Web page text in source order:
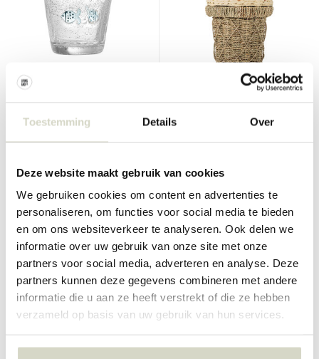
Toestemming Details Over
Deze website maakt gebruik van cookies
We gebruiken cookies om content en advertenties te
personaliseren, om functies voor social media te bieden
en om ons websiteverkeer te analyseren. Ook delen we
informatie over uw gebruik van onze site met onze
partners voor social media, adverteren en analyse. Deze
partners kunnen deze gegevens combineren met andere
informatie die u aan ze heeft verstrekt of die ze hebben
verzameld op basis van uw gebruik van hun services.
Bloomingville Mini
€100,00 €75,00
Inkl. mva
Bloomingville Mini
€84,90
SALE 25% SALE 25%